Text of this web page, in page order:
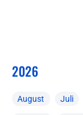
2026
August Juli